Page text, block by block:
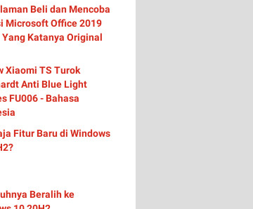
Beli dan Mencoba
Microsoft Office 2019
Katanya Original
Xiaomi TS Turok
Anti Blue Light
FU006 - Bahasa
Fitur Baru di Windows
Beralih ke